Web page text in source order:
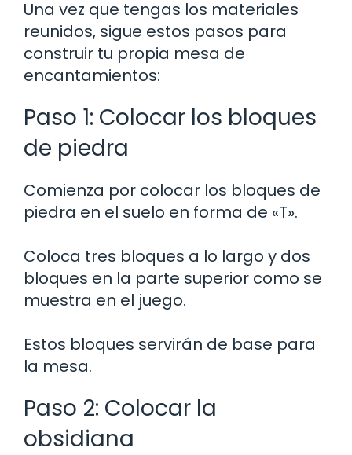
Una vez que tengas los materiales
reunidos, sigue estos pasos para
construir tu propia mesa de
encantamientos:
Paso 1: Colocar los bloques
de piedra
Comienza por colocar los bloques de
piedra en el suelo en forma de «T».
Coloca tres bloques a lo largo y dos
bloques en la parte superior como se
muestra en el juego.
Estos bloques servirán de base para
la mesa.
Paso 2: Colocar la
obsidiana